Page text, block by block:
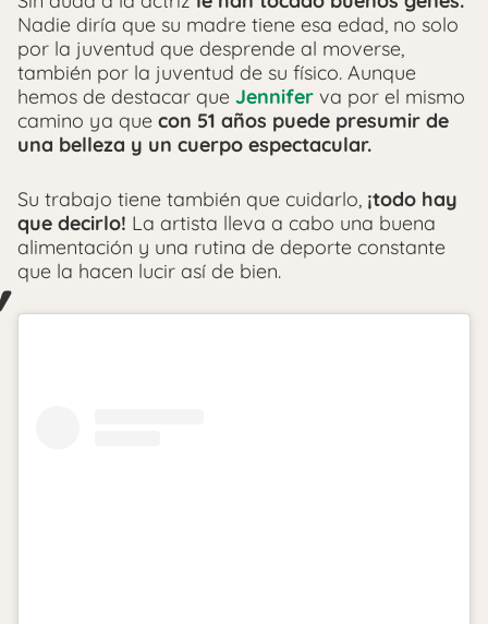
Nadie diría que su madre tiene esa edad, no solo
por la juventud que desprende al moverse,
también por la juventud de su físico. Aunque
hemos de destacar que Jennifer va por el mismo
camino ya que con 51 años puede presumir de
una belleza y un cuerpo espectacular.
Su trabajo tiene también que cuidarlo, ¡todo hay
que decirlo! La artista lleva a cabo una buena
alimentación y una rutina de deporte constante
que la hacen lucir así de bien.